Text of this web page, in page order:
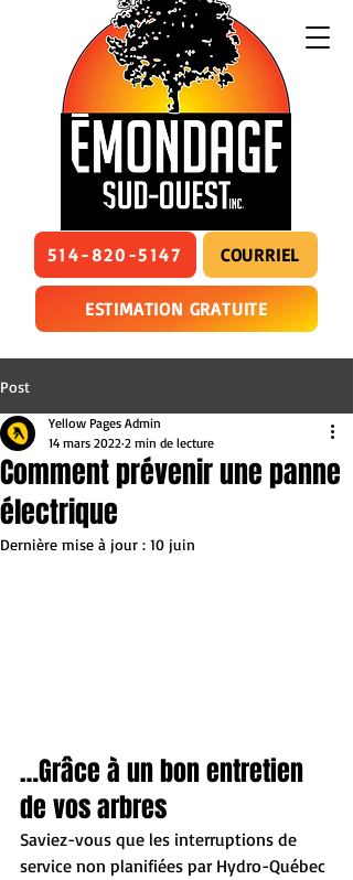
514-820-5147 COURRIEL
ESTIMATION GRATUITE
Post
Comment prévenir une panne
électrique
Yellow Pages Admin
14 mars 2022 2 min de lecture
Dernière mise à jour : 10 juin
…Grâce à un bon entretien
de vos arbres
Saviez-vous que les interruptions de
service non planifiées par Hydro-Québec